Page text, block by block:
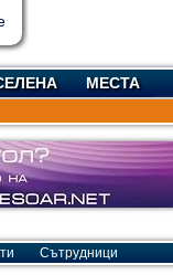
МЕСТА
Сътрудници